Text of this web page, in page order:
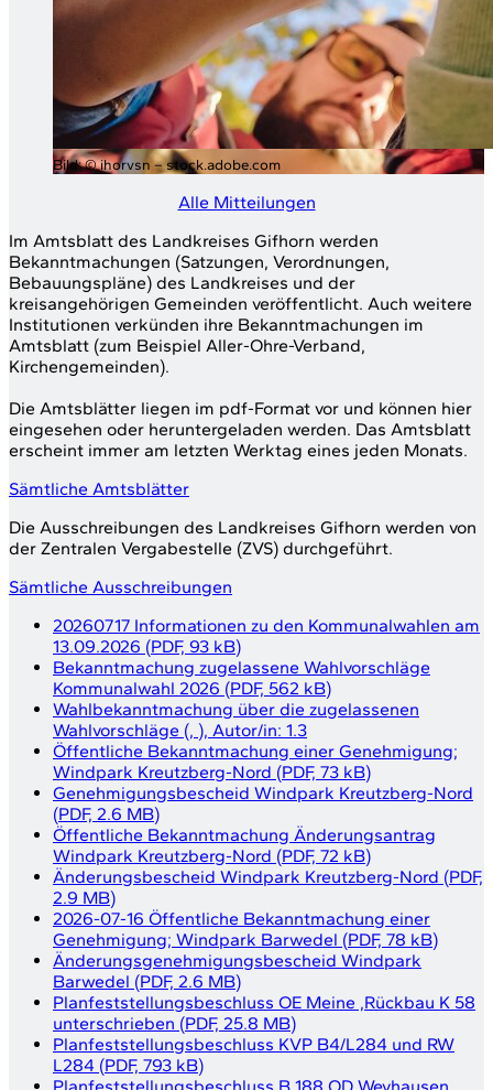
Bild:© ihorvsn – stock.adobe.com
Alle Mitteilungen
Im Amtsblatt des Landkreises Gifhorn werden
Bekanntmachungen (Satzungen, Verordnungen,
Bebauungspläne) des Landkreises und der
kreisangehörigen Gemeinden veröffentlicht. Auch weitere
Institutionen verkünden ihre Bekanntmachungen im
Amtsblatt (zum Beispiel Aller-Ohre-Verband,
Kirchengemeinden).
Die Amtsblätter liegen im pdf-Format vor und können hier
eingesehen oder heruntergeladen werden. Das Amtsblatt
erscheint immer am letzten Werktag eines jeden Monats.
Sämtliche Amtsblätter
Die Ausschreibungen des Landkreises Gifhorn werden von
der Zentralen Vergabestelle (ZVS) durchgeführt.
Sämtliche Ausschreibungen
20260717 Informationen zu den Kommunalwahlen am
13.09.2026 (PDF, 93 kB)
Bekanntmachung zugelassene Wahlvorschläge
Kommunalwahl 2026 (PDF, 562 kB)
Wahlbekanntmachung über die zugelassenen
Wahlvorschläge (, ), Autor/in: 1.3
Öffentliche Bekanntmachung einer Genehmigung;
Windpark Kreutzberg-Nord (PDF, 73 kB)
Genehmigungsbescheid Windpark Kreutzberg-Nord
(PDF, 2.6 MB)
Öffentliche Bekanntmachung Änderungsantrag
Windpark Kreutzberg-Nord (PDF, 72 kB)
Änderungsbescheid Windpark Kreutzberg-Nord (PDF,
2.9 MB)
2026-07-16 Öffentliche Bekanntmachung einer
Genehmigung; Windpark Barwedel (PDF, 78 kB)
Änderungsgenehmigungsbescheid Windpark
Barwedel (PDF, 2.6 MB)
Planfeststellungsbeschluss OE Meine ,Rückbau K 58
unterschrieben (PDF, 25.8 MB)
Planfeststellungsbeschluss KVP B4/L284 und RW
L284 (PDF, 793 kB)